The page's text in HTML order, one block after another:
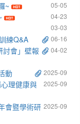
05-05
~
04-23
03-03
06-16
練Q&A
04-02
討會」壁報
2025-09
動
2025-09
理健康與
2025-09
會暨學術研